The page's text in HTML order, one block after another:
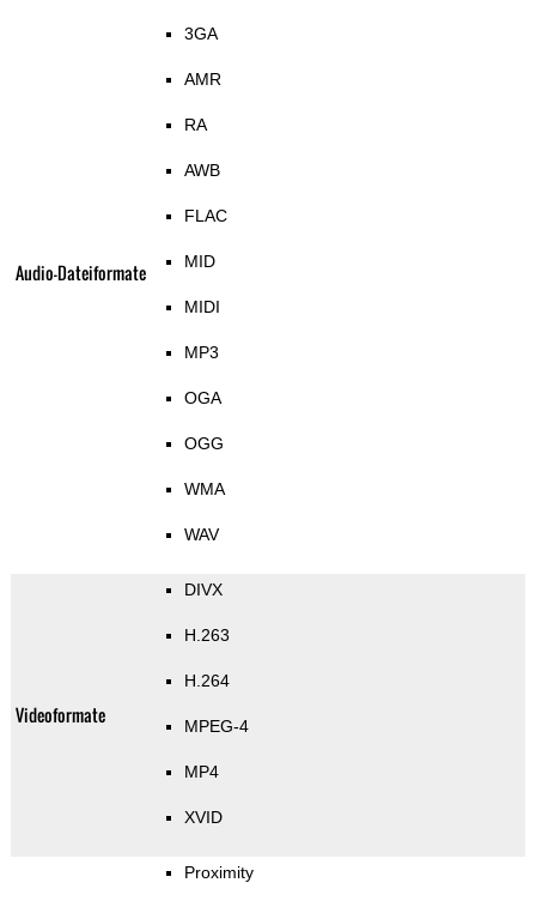
Audio-Dateiformate
3GA
AMR
RA
AWB
FLAC
MID
MIDI
MP3
OGA
OGG
WMA
WAV
Videoformate
DIVX
H.263
H.264
MPEG-4
MP4
XVID
Proximity